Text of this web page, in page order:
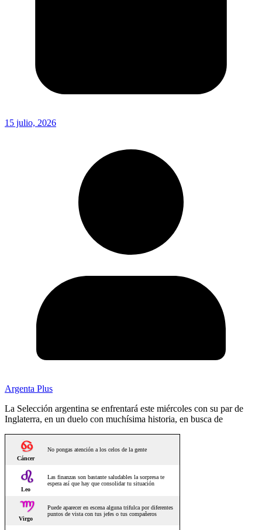
15 julio, 2026
Argenta Plus
La Selección argentina se enfrentará este miércoles con su par de
Inglaterra, en un duelo con muchísima historia, en busca de